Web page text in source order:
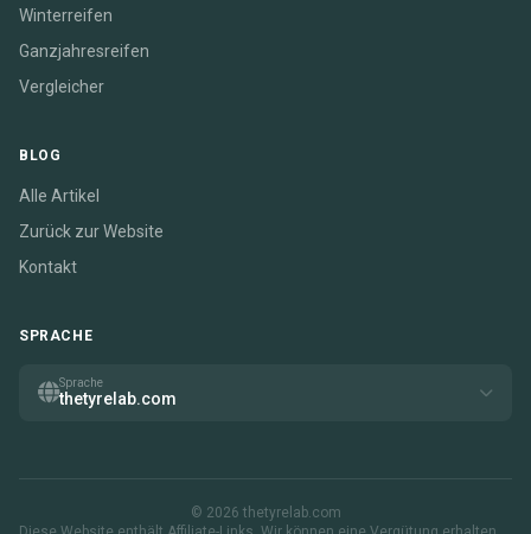
Winterreifen
Ganzjahresreifen
Vergleicher
BLOG
Alle Artikel
Zurück zur Website
Kontakt
SPRACHE
Sprache
thetyrelab.com
© 2026 thetyrelab.com